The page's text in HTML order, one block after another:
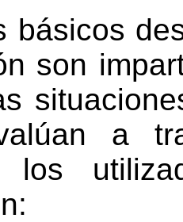
básicos
son
a
los